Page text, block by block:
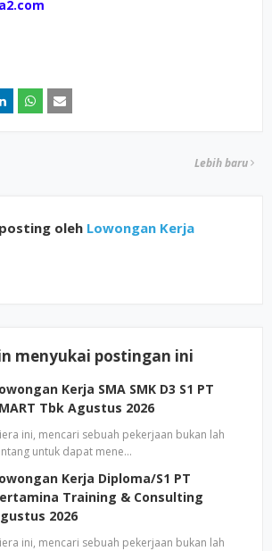
Lebih baru
oleh Lowongan Kerja
menyukai postingan ini
Kerja SMA SMK D3 S1 PT
Tbk Agustus 2026
ini, mencari sebuah pekerjaan bukan lah
untuk dapat mene…
Kerja Diploma/S1 PT
Training & Consulting
2026
ini, mencari sebuah pekerjaan bukan lah